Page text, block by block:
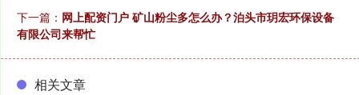
下一篇： 网上配资门户 矿山粉尘多怎么办？泊头市玥宏环保设备
有限公司来帮忙
相关文章